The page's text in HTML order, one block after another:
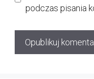
podczas pisania